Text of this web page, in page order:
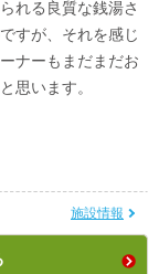
れる良質な銭湯さ
すが、それを感じ
ナーもまだまだお
思います。
施設情報